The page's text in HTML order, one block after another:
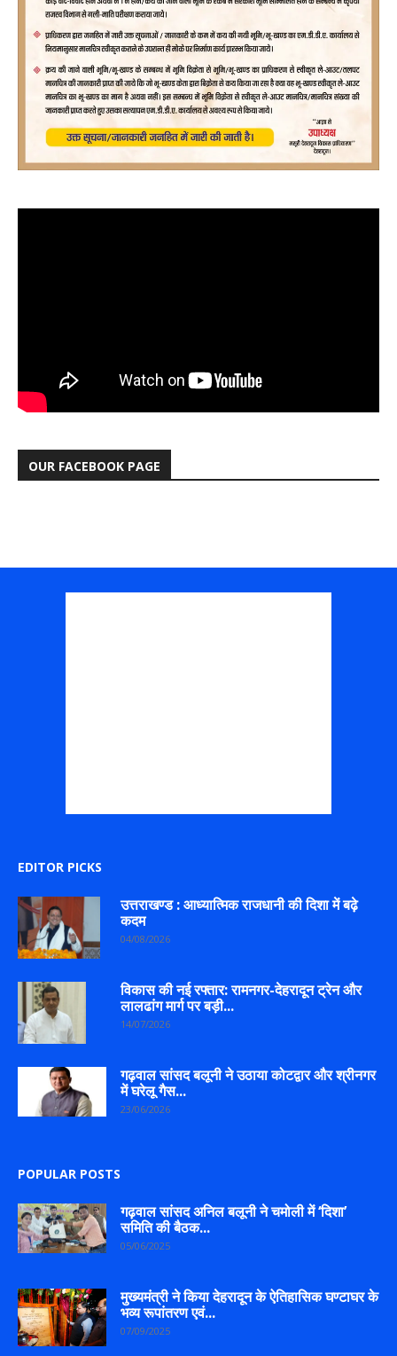
OUR FACEBOOK PAGE
EDITOR PICKS
उत्तराखण्ड : आध्यात्मिक राजधानी की दिशा में बढ़े
कदम
04/08/2026
विकास की नई रफ्तार: रामनगर-देहरादून ट्रेन और
लालढांग मार्ग पर बड़ी...
14/07/2026
गढ़वाल सांसद बलूनी ने उठाया कोटद्वार और श्रीनगर
में घरेलू गैस...
23/06/2026
POPULAR POSTS
गढ़वाल सांसद अनिल बलूनी ने चमोली में ‘दिशा’
समिति की बैठक...
05/06/2025
मुख्यमंत्री ने किया देहरादून के ऐतिहासिक घण्टाघर के
भव्य रूपांतरण एवं...
07/09/2025